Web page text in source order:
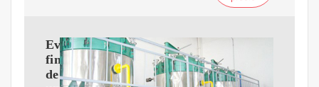
Evaluación
financiera
de